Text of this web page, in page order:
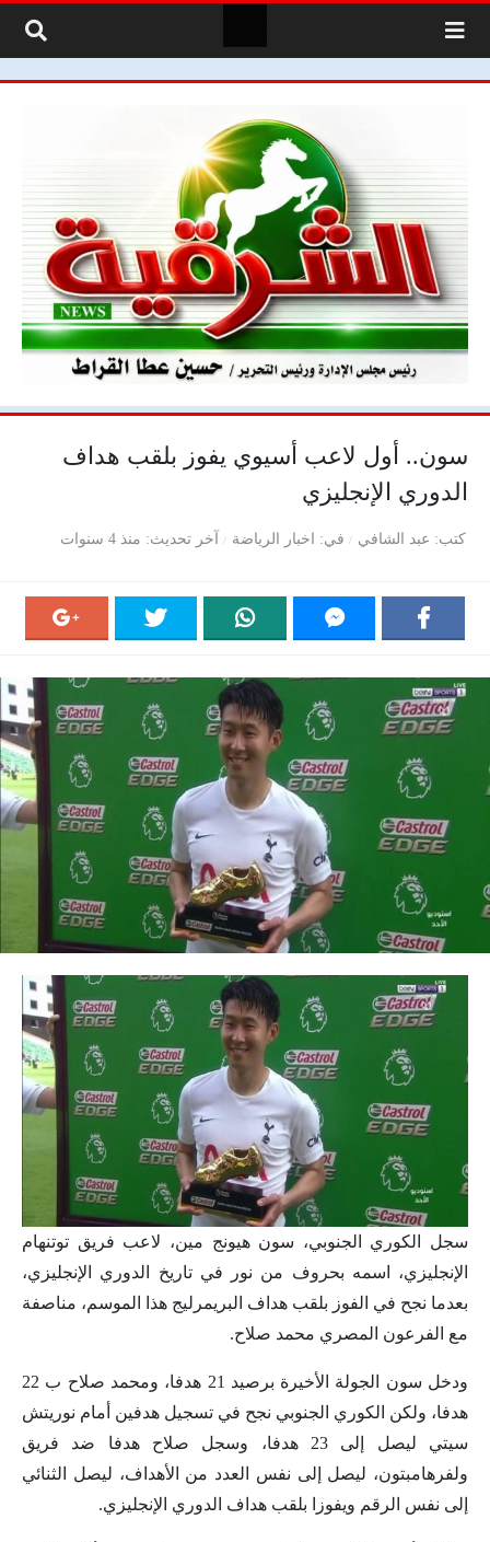
سون.. أول لاعب أسيوي يفوز بلقب هداف
الدوري الإنجليزي
كتب عبد الشافي في اخبار الرياضة آخر تحديث منذ 4 سنوات
سجل الكوري الجنوبي، سون هيونج مين، لاعب فريق توتنهام
الإنجليزي، اسمه بحروف من نور في تاريخ الدوري الإنجليزي،
بعدما نجح في الفوز بلقب هداف البريمرليج هذا الموسم، مناصفة
مع الفرعون المصري محمد صلاح.
ودخل سون الجولة الأخيرة برصيد 21 هدفا، ومحمد صلاح ب 22
هدفا، ولكن الكوري الجنوبي نجح في تسجيل هدفين أمام نوريتش
سيتي ليصل إلى 23 هدفا، وسجل صلاح هدفا ضد فريق
ولفرهامبتون، ليصل إلى نفس العدد من الأهداف، ليصل الثنائي
إلى نفس الرقم ويفوزا بلقب هداف الدوري الإنجليزي.